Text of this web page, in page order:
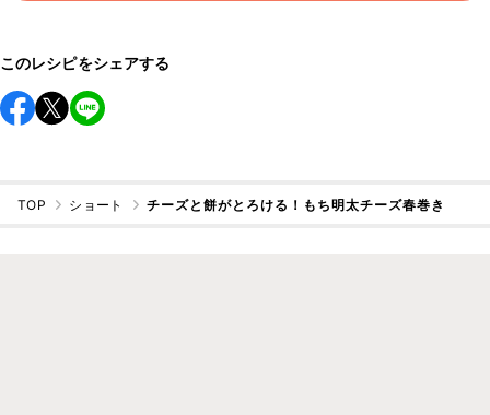
このレシピをシェアする
TOP ショート チーズと餅がとろける！もち明太チーズ春巻き